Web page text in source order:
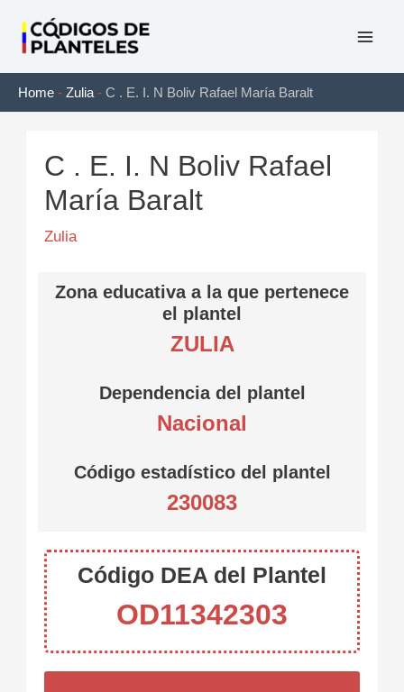
contenido
Home - Zulia - C . E. I. N Boliv Rafael María Baralt
C . E. I. N Boliv Rafael
María Baralt
Zulia
Zona educativa a la que pertenece
el plantel
ZULIA
Dependencia del plantel
Nacional
Código estadístico del plantel
230083
Código DEA del Plantel
OD11342303